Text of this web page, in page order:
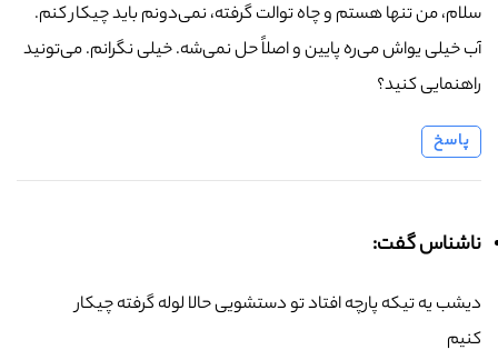
سلام، من تنها هستم و چاه توالت گرفته، نمی‌دونم باید چیکار کنم.
آب خیلی یواش می‌ره پایین و اصلاً حل نمی‌شه. خیلی نگرانم. می‌تونید
راهنمایی کنید؟
پاسخ
ناشناس گفت:
دیشب یه تیکه پارچه افتاد تو دستشویی حالا لوله گرفته چیکار
کنیم